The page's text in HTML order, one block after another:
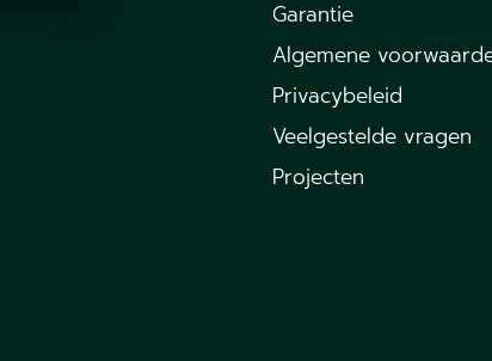
Garantie
Algemene
Privacybeleid
Veelgestelde vragen
Projecten